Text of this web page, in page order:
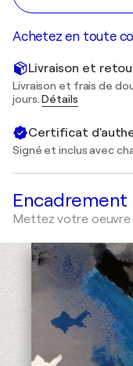
Achetez en toute
Livraison et
Livraison et frais de
jours.Détails
Certificat
Signé et inclus avec
Encadrement
Mettez votre oeuvre